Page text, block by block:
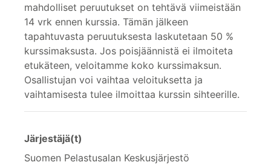
mahdolliset peruutukset on tehtävä viimeistään
14 vrk ennen kurssia. Tämän jälkeen
tapahtuvasta peruutuksesta laskutetaan 50 %
kurssimaksusta. Jos poisjäännistä ei ilmoiteta
etukäteen, veloitamme koko kurssimaksun.
Osallistujan voi vaihtaa veloituksetta ja
vaihtamisesta tulee ilmoittaa kurssin sihteerille.
Järjestäjä(t)
Suomen Pelastusalan Keskusjärjestö